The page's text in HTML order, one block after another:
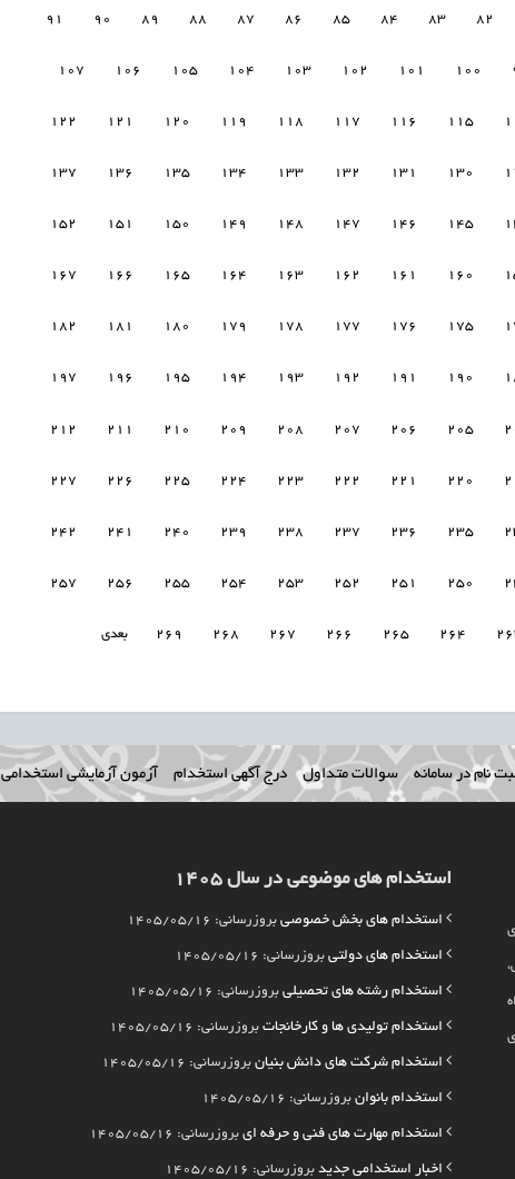
82
83
84
85
86
87
88
89
90
91
100
101
102
103
104
105
106
107
115
116
117
118
119
120
121
122
130
131
132
133
134
135
136
137
145
146
147
148
149
150
151
152
160
161
162
163
164
165
166
167
175
176
177
178
179
180
181
182
190
191
192
193
194
195
196
197
205
206
207
208
209
210
211
212
220
221
222
223
224
225
226
227
235
236
237
238
239
240
241
242
250
251
252
253
254
255
256
257
264
265
266
267
268
269 بعدی
نام در سامانه سوالات متداول درج آگهی استخدام آزمون آزمایشی استخدامی
استخدام های موضوعی در سال 1405
استخدام های بخش خصوصی بروزرسانی: 1405/05/16
استخدام های دولتی بروزرسانی: 1405/05/16
استخدام رشته های تحصیلی بروزرسانی: 1405/05/16
استخدام تولیدی ها و کارخانجات بروزرسانی: 1405/05/16
استخدام شرکت های دانش بنیان بروزرسانی: 1405/05/16
استخدام بانوان بروزرسانی: 1405/05/16
استخدام مهارت های فنی و حرفه ای بروزرسانی: 1405/05/16
اخبار استخدامی جدید بروزرسانی: 1405/05/16